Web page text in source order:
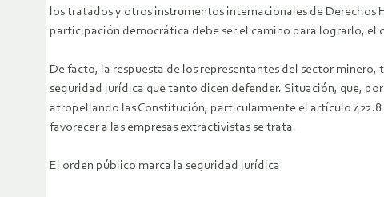
los tratados y otros instrumentos internacionales de Derechos
participación democrática debe ser el camino para lograrlo, el
De facto, la respuesta de los representantes del sector
seguridad jurídica que tanto dicen defender. Situación, que,
atropellando las Constitución, particularmente el artículo
favorecer a las empresas extractivistas se trata.
El orden público marca la seguridad jurídica